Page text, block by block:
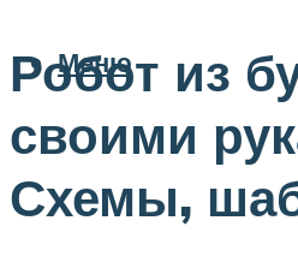
Меню
Робот из
своими
Схемы,